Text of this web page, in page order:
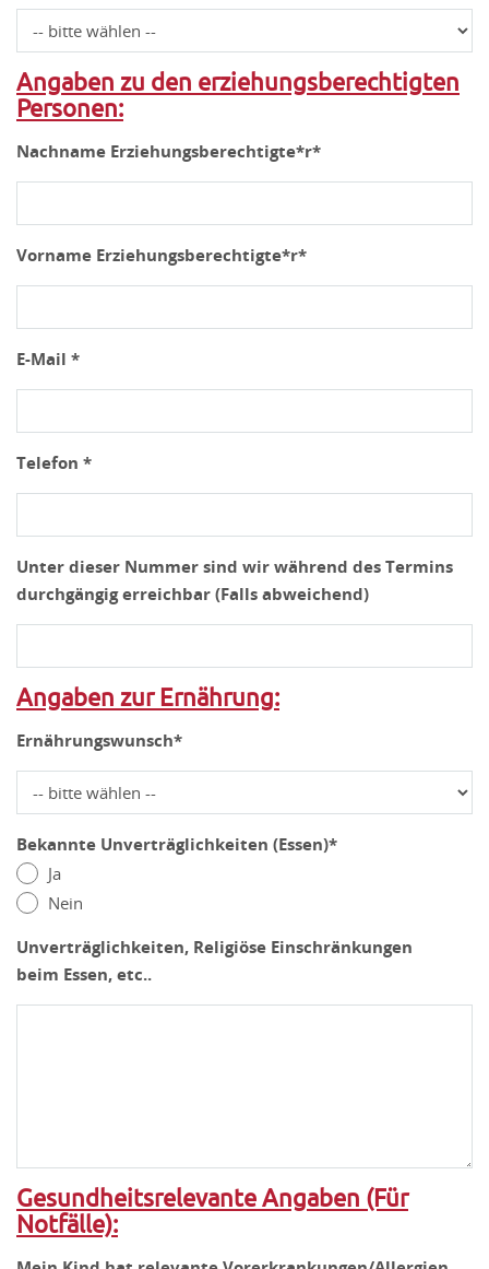
Angaben zu den erziehungsberechtigten
Personen:
Nachname Erziehungsberechtigte*r*
Vorname Erziehungsberechtigte*r*
E-Mail *
Telefon *
Unter dieser Nummer sind wir während des Termins
durchgängig erreichbar (Falls abweichend)
Angaben zur Ernährung:
Ernährungswunsch*
Bekannte Unverträglichkeiten (Essen)*
Ja
Nein
Unverträglichkeiten, Religiöse Einschränkungen
beim Essen, etc..
Gesundheitsrelevante Angaben (Für
Notfälle):